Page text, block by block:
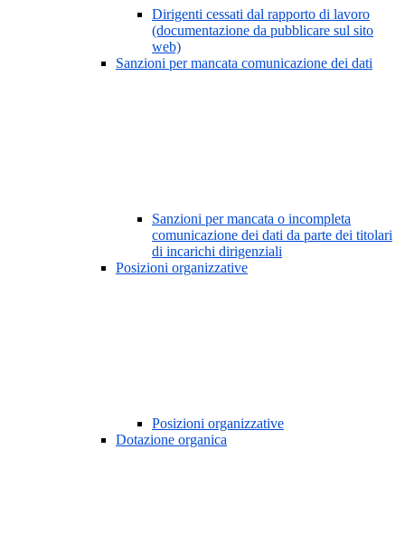
Dirigenti cessati dal rapporto di lavoro
(documentazione da pubblicare sul sito
web)
Sanzioni per mancata comunicazione dei dati
Sanzioni per mancata o incompleta
comunicazione dei dati da parte dei titolari
di incarichi dirigenziali
Posizioni organizzative
Posizioni organizzative
Dotazione organica